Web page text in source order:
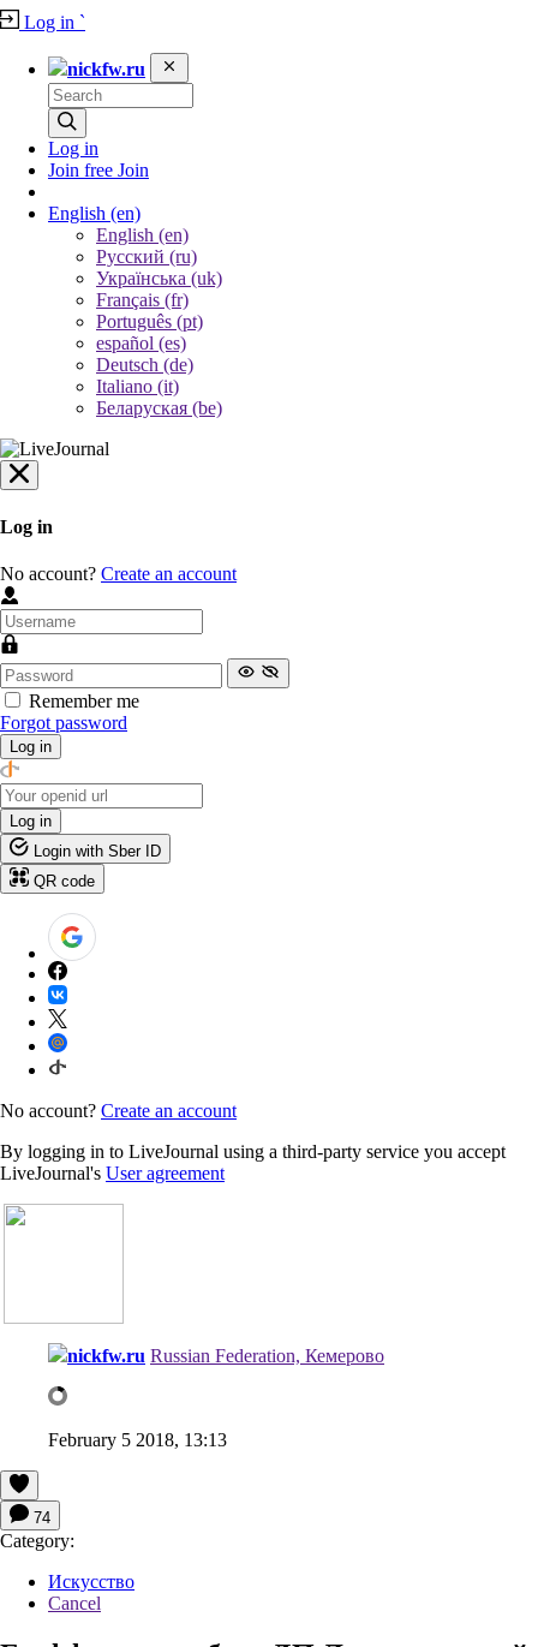
Log in `
nickfw.ru
Log in
Join free Join
English (en)
English (en)
Русский (ru)
Українська (uk)
Français (fr)
Português (pt)
español (es)
Deutsch (de)
Italiano (it)
Беларуская (be)
Log in
No account? Create an account
Remember me
Forgot password
Log in
Log in
Login with Sber ID
QR code
No account? Create an account
By logging in to LiveJournal using a third-party service you accept
LiveJournal's User agreement
nickfw.ru Russian Federation, Кемерово
February 5 2018, 13:13
74
Category:
Искусство
Cancel